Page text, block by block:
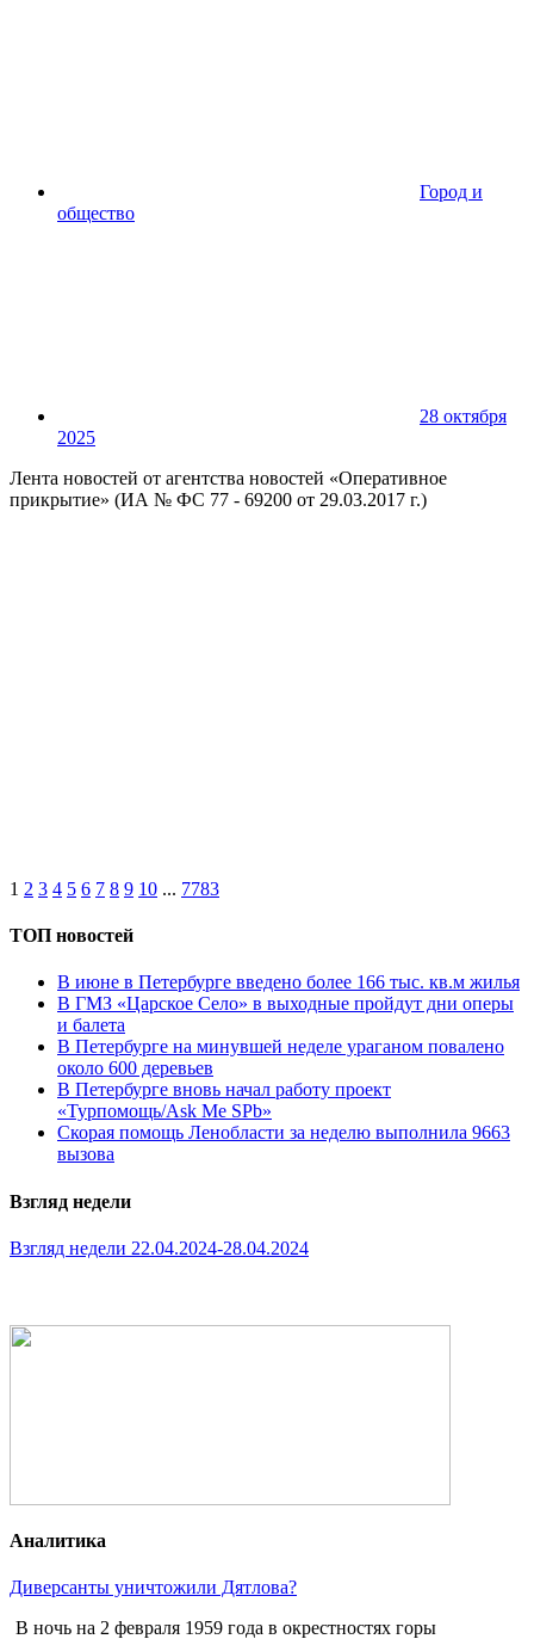
Город и
общество
28 октября
2025
Лента новостей от агентства новостей «Оперативное
прикрытие» (ИА № ФС 77 - 69200 от 29.03.2017 г.)
1 2 3 4 5 6 7 8 9 10 ... 7783
ТОП новостей
В июне в Петербурге введено более 166 тыс. кв.м жилья
В ГМЗ «Царское Село» в выходные пройдут дни оперы
и балета
В Петербурге на минувшей неделе ураганом повалено
около 600 деревьев
В Петербурге вновь начал работу проект
«Турпомощь/Ask Me SPb»
Скорая помощь Ленобласти за неделю выполнила 9663
вызова
Взгляд недели
Взгляд недели 22.04.2024-28.04.2024
Аналитика
Диверсанты уничтожили Дятлова?
В ночь на 2 февраля 1959 года в окрестностях горы